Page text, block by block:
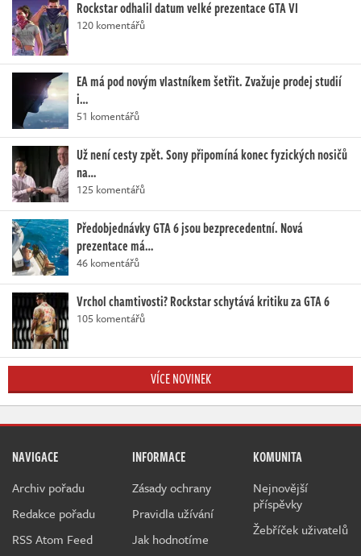
Rockstar odhalil datum velké prezentace GTA VI
120 komentářů
EA má pod novým vlastníkem šetřit. Zvažuje prodej studií
i…
51 komentářů
Už není cesty zpět. Sony připomíná konec fyzických nosičů
na…
125 komentářů
Předobjednávky GTA 6 jsou bezprecedentní. Nová
prezentace má…
46 komentářů
Vrchol chamtivosti? Rockstar schytává kritiku za GTA 6
105 komentářů
VÍCE NOVINEK
NAVIGACE
Archiv pořadu
Redakce pořadu
RSS Atom Feed
INFORMACE
Zásady ochrany
Pravidla užívání
Jak hodnotíme
KOMUNITA
Nejnovější
příspěvky
Žebříček uživatelů